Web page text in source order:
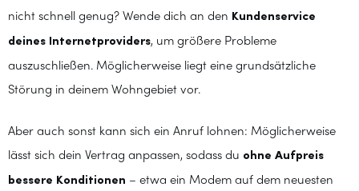
nicht schnell genug? Wende dich an den Kundenservice
deines Internetproviders, um größere Probleme
auszuschließen. Möglicherweise liegt eine grundsätzliche
Störung in deinem Wohngebiet vor.
Aber auch sonst kann sich ein Anruf lohnen: Möglicherweise
lässt sich dein Vertrag anpassen, sodass du ohne Aufpreis
bessere Konditionen – etwa ein Modem auf dem neuesten